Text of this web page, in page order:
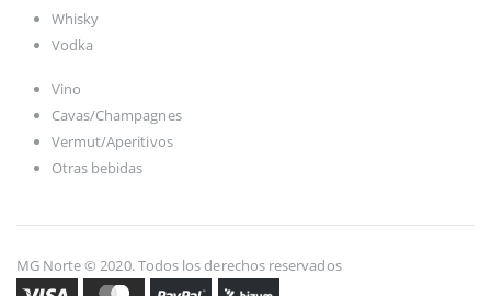
Whisky
Vodka
Vino
Cavas/Champagnes
Vermut/Aperitivos
Otras bebidas
MG Norte © 2020. Todos los derechos reservados